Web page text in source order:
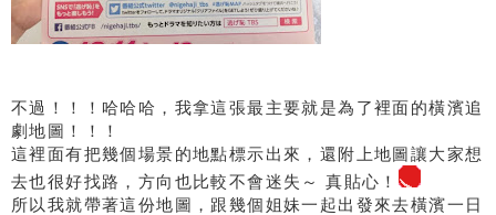
不過！！！哈哈哈，我拿這張最主要就是為了裡面的橫濱追
劇地圖！！！
這裡面有把幾個場景的地點標示出來，還附上地圖讓大家想
去也很好找路，方向也比較不會迷失～ 真貼心！
所以我就帶著這份地圖，跟幾個姐妹一起出發來去橫濱一日